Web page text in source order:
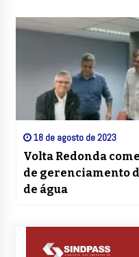
18 de agosto de 2023
Volta Redonda
de gerenciamento
de água